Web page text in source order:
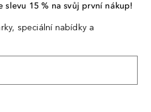
slevu 15 % na svůj první nákup!
speciální nabídky a